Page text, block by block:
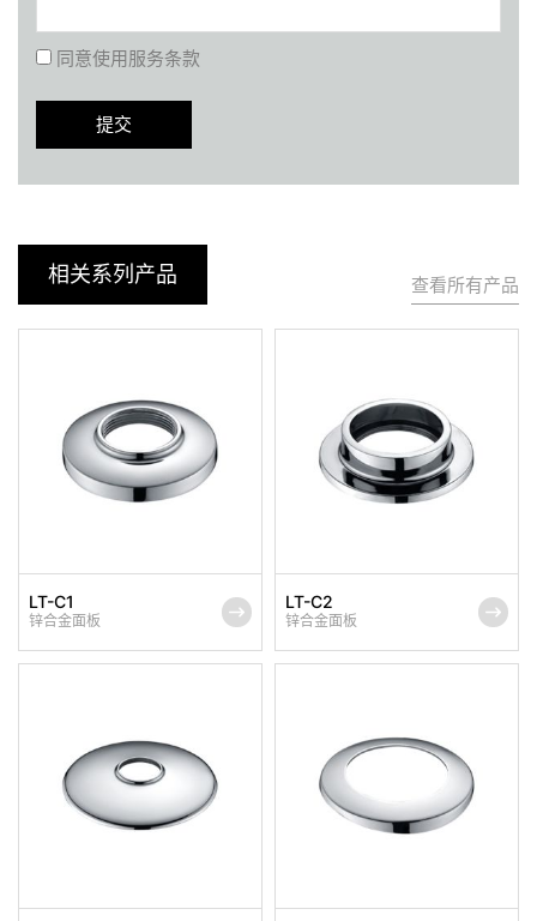
同意使用服务条款
相关系列产品 查看所有产品
LT-C1
锌合金面板
LT-C2
锌合金面板